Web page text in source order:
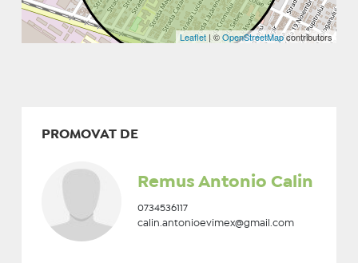
Leaflet | ©OpenStreetMapcontributors
PROMOVAT DE
Remus Antonio Calin
0734536117
calin.antonioevimex@gmail.com